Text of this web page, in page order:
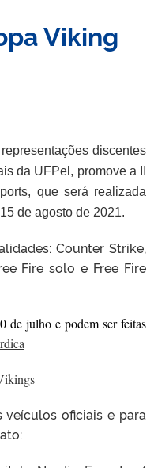
Viking
discentes
da UFPel, promove a II
que será realizada
de agosto de 2021.
Counter Strike,
Fire solo e Free Fire
de julho e podem ser feitas
veículos oficiais e para